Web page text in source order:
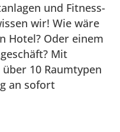
und Fitness-
wir! Wie wäre
Hotel? Oder einem
Mit
10 Raumtypen
an sofort